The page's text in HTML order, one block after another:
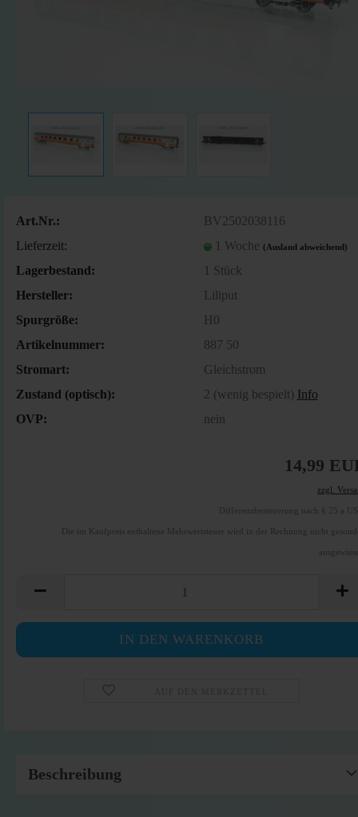
Art.Nr.:
BV2502038116
Lieferzeit:
1 Woche (Ausland abweichend)
Lagerbestand: 1 Stück
Hersteller:
Liliput
Spurgröße:
H0
Artikelnummer:
887 50
Stromart:
Gleichstrom
Zustand (optisch):
2 (wenig bespielt) Info
OVP:
nein
14,99
zzgl.
Differenzbesteuerung nach § 25 a
Die im Kaufpreis enthaltene Mehrwertsteuer wird in der Rechnung nicht
Beschreibung